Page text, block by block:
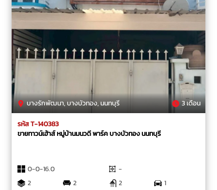
บางรักพัฒนา, บางบัวทอง, นนทบุรี 3 เดือน
รหัส T-140383
ขายทาวน์เฮ้าส์ หมู่บ้านมนวดี พาร์ค บางบัวทอง นนทบุรี
0-0-16.0
-
2
2 2
1